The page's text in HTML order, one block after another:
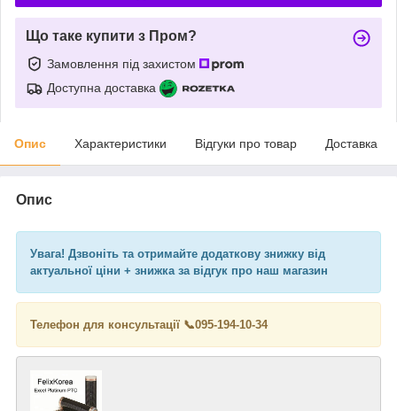
Що таке купити з Пром?
Замовлення під захистом
Доступна доставка
Опис Характеристики Відгуки про товар Доставка
Опис
Увага! Дзвоніть та отримайте додаткову знижку від
актуальної ціни + знижка за відгук про наш магазин
Телефон для консультації 📞095-194-10-34